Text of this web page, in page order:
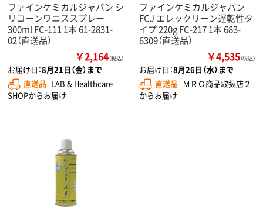
ファインケミカルジャパン シ
リコーンワニススプレー
300ml FC-111 1本 61-2831-
02（直送品）
￥2,164（税込）
お届け日：8月21日（金）まで
直送品 LAB & Healthcare
SHOPからお届け
ファインケミカルジャパン
FCJ エレックリーン遅乾性タ
イプ 220g FC-217 1本 683-
6309（直送品）
￥4,535（税込）
お届け日：8月26日（水）まで
直送品 ＭＲＯ商品取扱店２
からお届け